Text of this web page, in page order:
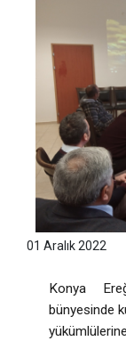
01 Aralık 2022
Konya
bünyesinde
yükümlülerine